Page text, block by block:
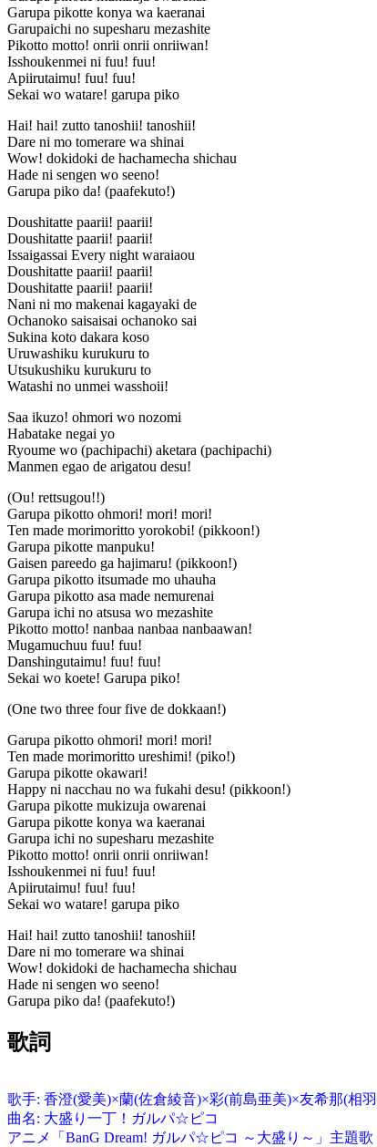
Garupa pikotte konya wa kaeranai
Garupaichi no supesharu mezashite
Pikotto motto! onrii onrii onriiwan!
Isshoukenmei ni fuu! fuu!
Apiirutaimu! fuu! fuu!
Sekai wo watare! garupa piko
Hai! hai! zutto tanoshii! tanoshii!
Dare ni mo tomerare wa shinai
Wow! dokidoki de hachamecha shichau
Hade ni sengen wo seeno!
Garupa piko da! (paafekuto!)
Doushitatte paarii! paarii!
Doushitatte paarii! paarii!
Issaigassai Every night waraiaou
Doushitatte paarii! paarii!
Doushitatte paarii! paarii!
Nani ni mo makenai kagayaki de
Ochanoko saisaisai ochanoko sai
Sukina koto dakara koso
Uruwashiku kurukuru to
Utsukushiku kurukuru to
Watashi no unmei wasshoii!
Saa ikuzo! ohmori wo nozomi
Habatake negai yo
Ryoume wo (pachipachi) aketara (pachipachi)
Manmen egao de arigatou desu!
(Ou! rettsugou!!)
Garupa pikotto ohmori! mori! mori!
Ten made morimoritto yorokobi! (pikkoon!)
Garupa pikotte manpuku!
Gaisen pareedo ga hajimaru! (pikkoon!)
Garupa pikotto itsumade mo uhauha
Garupa pikotto asa made nemurenai
Garupa ichi no atsusa wo mezashite
Pikotto motto! nanbaa nanbaa nanbaawan!
Mugamuchuu fuu! fuu!
Danshingutaimu! fuu! fuu!
Sekai wo koete! Garupa piko!
(One two three four five de dokkaan!)
Garupa pikotto ohmori! mori! mori!
Ten made morimoritto ureshimi! (piko!)
Garupa pikotte okawari!
Happy ni nacchau no wa fukahi desu! (pikkoon!)
Garupa pikotte mukizuja owarenai
Garupa pikotte konya wa kaeranai
Garupa ichi no supesharu mezashite
Pikotto motto! onrii onrii onriiwan!
Isshoukenmei ni fuu! fuu!
Apiirutaimu! fuu! fuu!
Sekai wo watare! garupa piko
Hai! hai! zutto tanoshii! tanoshii!
Dare ni mo tomerare wa shinai
Wow! dokidoki de hachamecha shichau
Hade ni sengen wo seeno!
Garupa piko da! (paafekuto!)
歌詞
歌手: 香澄(愛美)×蘭(佐倉綾音)×彩(前島亜美)×友希那(相
曲名: 大盛り一丁！ガルパ☆ピコ
アニメ「BanG Dream! ガルパ☆ピコ ～大盛り～」主題歌